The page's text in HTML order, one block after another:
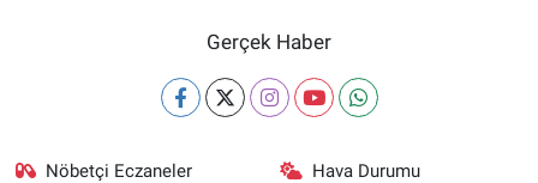
Gerçek Haber
Nöbetçi Eczaneler Hava Durumu